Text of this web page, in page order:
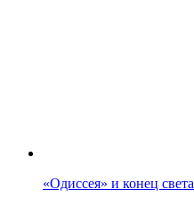
«Одиссея» и конец света